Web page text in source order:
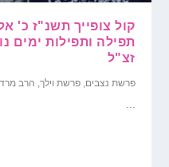
קול צופייך תשנ"ז כ'
תפילה ותפילות ימים
זצ"ל
פרשת נצבים,פרשת וילך, הרב